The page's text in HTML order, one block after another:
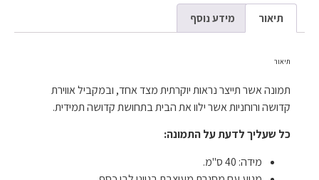
תיאור מידע נוסף
תיאור
תמונה אשר תייצר נראות יוקרתית מצד אחד, ובמקביל אווירת
קדושה ורוחניות אשר ילוו את הבית בתחושת קדושה תמידית.
כל שעליך לדעת על התמונה:
מידה: 40 ס"מ.